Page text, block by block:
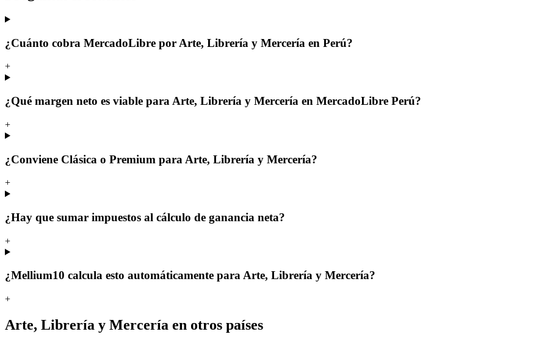
¿Cuánto cobra MercadoLibre por Arte, Librería y Mercería en Perú?
+
¿Qué margen neto es viable para Arte, Librería y Mercería en MercadoLibre Perú?
+
¿Conviene Clásica o Premium para Arte, Librería y Mercería?
+
¿Hay que sumar impuestos al cálculo de ganancia neta?
+
¿Mellium10 calcula esto automáticamente para Arte, Librería y Mercería?
+
Arte, Librería y Mercería en otros países